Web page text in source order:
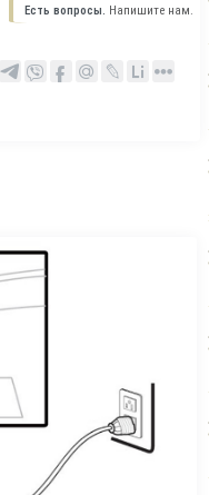
Есть вопросы. Напишите нам.